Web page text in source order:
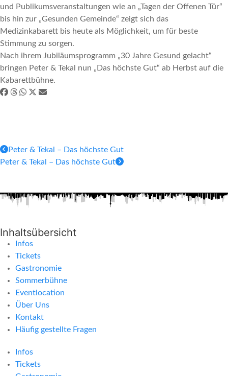
und Publikumsveranstaltungen wie an „Tagen der Offenen Tür“
bis hin zur „Gesunden Gemeinde“ zeigt sich das
Medizinkabarett bis heute als Möglichkeit, um für beste
Stimmung zu sorgen.
Nach ihrem Jubiläumsprogramm „30 Jahre Gesund gelacht“
bringen Peter & Tekal nun „Das höchste Gut“ ab Herbst auf die
Kabarettbühne.
Peter & Tekal – Das höchste Gut
Peter & Tekal – Das höchste Gut
Inhaltsübersicht
Infos
Tickets
Gastronomie
Sommerbühne
Eventlocation
Über Uns
Kontakt
Häufig gestellte Fragen
Infos
Tickets